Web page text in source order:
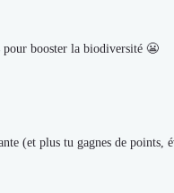
pour booster la biodiversité 😬
(et plus tu gagnes de points,